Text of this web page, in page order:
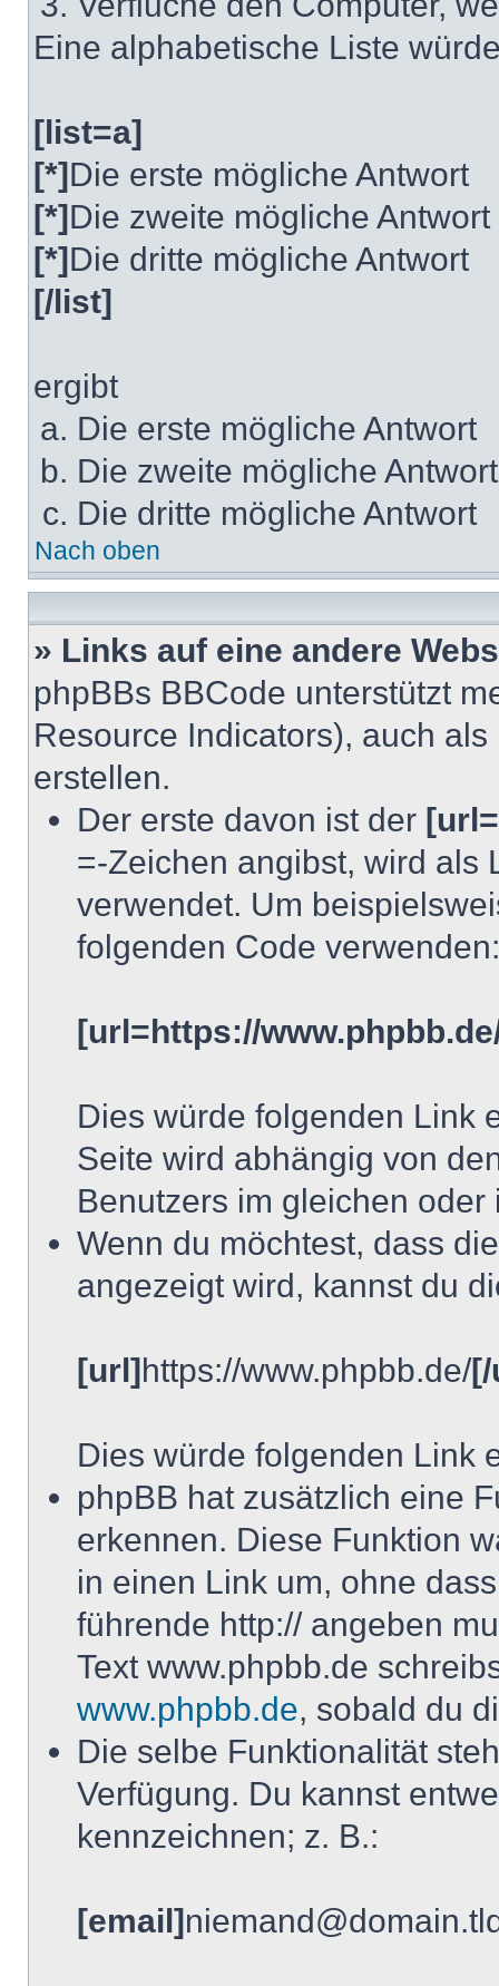
Eine alphabetische Liste
[list=a]
[*]Die erste mögliche Antwort
[*]Die zweite mögliche Antwort
[*]Die dritte mögliche Antwort
[/list]
ergibt
Die erste mögliche Antwort
Die zweite mögliche Antwort
Die dritte mögliche Antwort
Nach oben
» Links auf eine andere
phpBBs BBCode unterstützt
Resource Indicators), auch
erstellen.
Der erste davon ist der
=-Zeichen angibst, wird als
verwendet. Um
folgenden Code verwenden:
[url=https://
Dies würde folgenden Link
Seite wird abhängig von
Benutzers im gleichen
Wenn du möchtest, dass
angezeigt wird, kannst du
[url]https://www.phpbb.de/[/
Dies würde folgenden Link
phpBB hat zusätzlich eine
erkennen. Diese Funktion
in einen Link um, ohne
führende http:// angeben
Text www.phpbb.de
www.phpbb.de, sobald du
Die selbe Funktionalität
Verfügung. Du kannst
kennzeichnen; z. B.:
[email]